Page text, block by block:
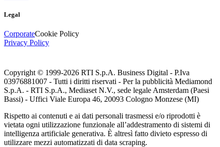
Legal
CorporateCookie Policy
Privacy Policy
Copyright © 1999-2026 RTI S.p.A. Business Digital - P.Iva
03976881007 - Tutti i diritti riservati - Per la pubblicità Mediamond
S.p.A. - RTI S.p.A., Mediaset N.V., sede legale Amsterdam (Paesi
Bassi) - Uffici Viale Europa 46, 20093 Cologno Monzese (MI)
Rispetto ai contenuti e ai dati personali trasmessi e/o riprodotti è
vietata ogni utilizzazione funzionale all’addestramento di sistemi di
intelligenza artificiale generativa. È altresì fatto divieto espresso di
utilizzare mezzi automatizzati di data scraping.